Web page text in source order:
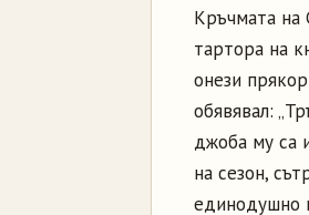
Кръчмата на
тартора на
онези
обявявал:
джоба му са
на сезон,
единодушно